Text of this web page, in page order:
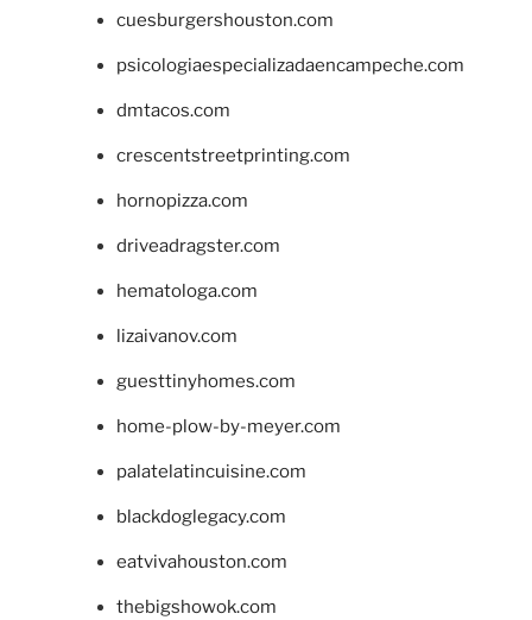
cuesburgershouston.com
psicologiaespecializadaencampeche.com
dmtacos.com
crescentstreetprinting.com
hornopizza.com
driveadragster.com
hematologa.com
lizaivanov.com
guesttinyhomes.com
home-plow-by-meyer.com
palatelatincuisine.com
blackdoglegacy.com
eatvivahouston.com
thebigshowok.com